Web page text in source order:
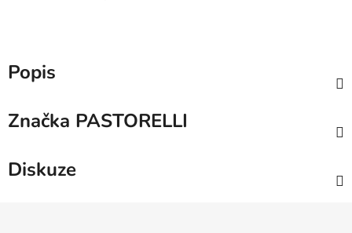
Popis
Značka PASTORELLI
Diskuze